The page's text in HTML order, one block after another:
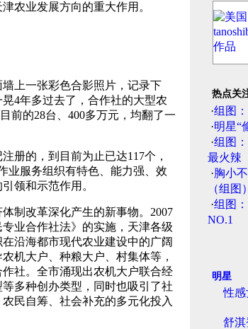
业发展方向的重大作用。
上一张彩色合影照片，记录下
4年多过去了，合作社的大型农
前的28台、400多万元，均翻了一
的，到目前为止已达117个，
业服务组织有特色、能力强、效
领和示范作用。
改革深化产生的新事物。2007
业合作社法》的实施，天津各级
沿海都市现代农业建设中的广阔
机大户、种粮大户、村集体等，
社。全市涌现出农机大户联合经
多种创办类型，同时也吸引了社
民自筹、社会补充的多元化投入
热点关
·组图
·明星“
·组图
最火辣
·胸小
（组图）
·组图
NO.1
明星
性
舒淇